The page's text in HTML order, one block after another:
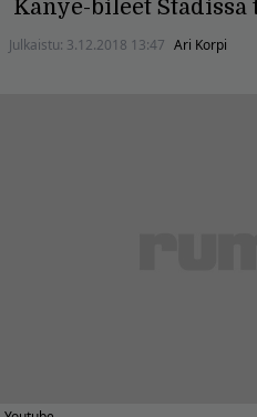
Kanye-bileet
Julkaistu: 3.12.2018 13:47 Ari Korpi